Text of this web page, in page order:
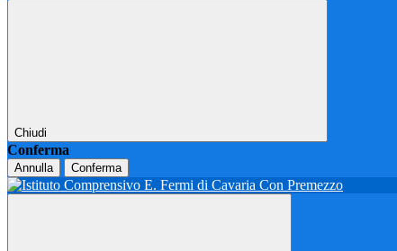
Chiudi
Conferma
Annulla Conferma